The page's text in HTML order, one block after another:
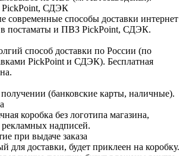
PickPoint, СДЭК
современные способы доставки интернет
в постаматы и ПВЗ PickPoint, СДЭК.
способ доставки по России (по
PickPoint и СДЭК). Бесплатная
получении (банковские карты, наличные).
коробка без логотипа магазина,
рекламных надписей.
при выдаче заказа
для доставки, будет приклеен на коробку.